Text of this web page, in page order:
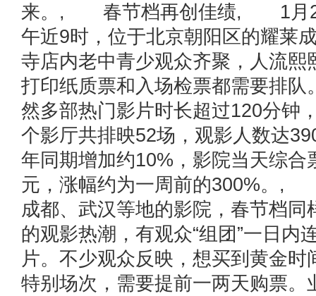
来。, 春节档再创佳绩, 1月22
午近9时，位于北京朝阳区的耀莱
寺店内老中青少观众齐聚，人流熙
打印纸质票和入场检票都需要
然多部热门影片时长超过120分钟
个影厅共排映52场，观影人数达
年同期增加约10%，影院当天综合
元，涨幅约为一周前的300%。,
成都、武汉等地的影院，春节档同
的观影热潮，有观众“组团”一日内
片。不少观众反映，想买到黄金时
特别场次，需要提前一两天购票。